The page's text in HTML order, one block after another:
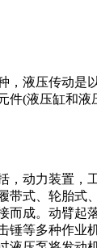
，液压传动是
件(液压缸和
，动力装置，
带式、轮胎式
而成。动臂起
锤等多种作业